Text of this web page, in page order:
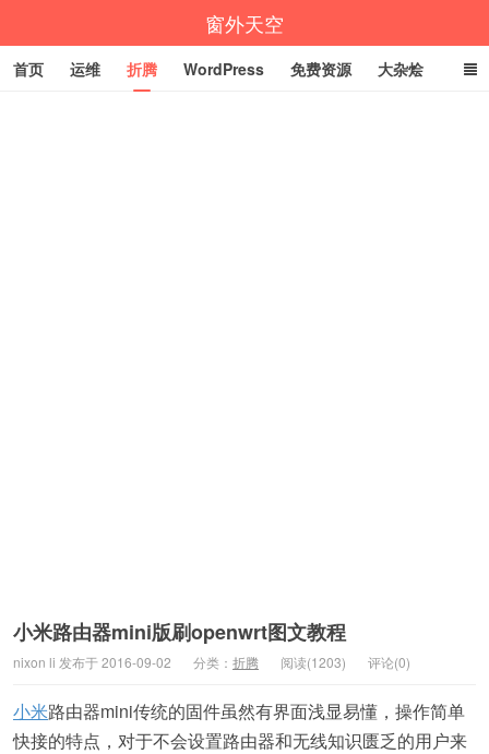
窗外天空
首页 运维 折腾 WordPress 免费资源 大杂烩
小米路由器mini版刷openwrt图文教程
nixon li 发布于 2016-09-02 分类： 折腾 阅读(1203) 评论(0)
小米路由器mini传统的固件虽然有界面浅显易懂，操作简单
快接的特点，对于不会设置路由器和无线知识匮乏的用户来